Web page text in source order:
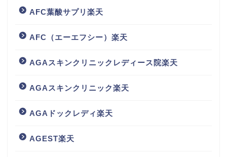
AFC葉酸サプリ楽天
AFC（エーエフシー）楽天
AGAスキンクリニックレディース院楽天
AGAスキンクリニック楽天
AGAドックレディ楽天
AGEST楽天